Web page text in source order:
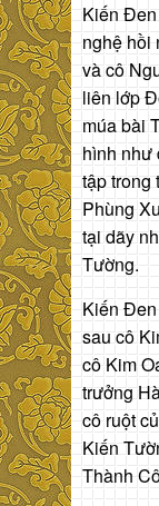
Kiến
nghệ hồi
và cô
liên lớp
múa bài
hình như
tập trong
Phùng
tại dãy
Tường.
Kiến
sau cô
cô Kim
trưởng
cô ruột
Kiến
Thành